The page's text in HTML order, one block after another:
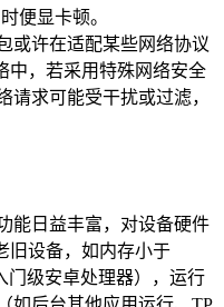
便显卡顿。
或许在适配某些网络协议
中，若采用特殊网络安全
请求可能受干扰或过滤，
能日益丰富，对设备硬件
旧设备，如内存小于
门级安卓处理器），运行